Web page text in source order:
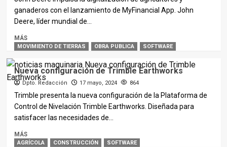
ganaderos con el lanzamiento de MyFinancial App. John
Deere, líder mundial de...
MÁS
MOVIMIENTO DE TIERRAS OBRA PUBLICA SOFTWARE
Nueva configuración de Trimble Earthworks
Dpto. Redacción 17 mayo, 2024 864
Trimble presenta la nueva configuración de la Plataforma de
Control de Nivelación Trimble Earthworks. Diseñada para
satisfacer las necesidades de...
MÁS
AGRÍCOLA CONSTRUCCIÓN SOFTWARE